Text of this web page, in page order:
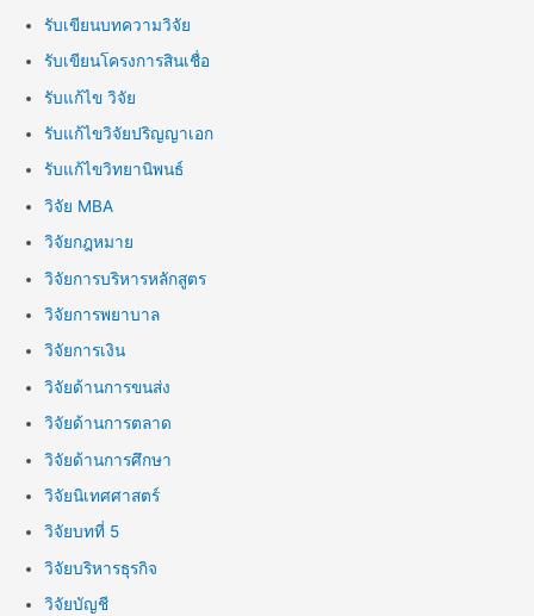
รับเขียนบทความวิจัย
รับเขียนโครงการสินเชื่อ
รับแก้ไข วิจัย
รับแก้ไขวิจัยปริญญาเอก
รับแก้ไขวิทยานิพนธ์
วิจัย MBA
วิจัยกฎหมาย
วิจัยการบริหารหลักสูตร
วิจัยการพยาบาล
วิจัยการเงิน
วิจัยด้านการขนส่ง
วิจัยด้านการตลาด
วิจัยด้านการศึกษา
วิจัยนิเทศศาสตร์
วิจัยบทที่ 5
วิจัยบริหารธุรกิจ
วิจัยบัญชี